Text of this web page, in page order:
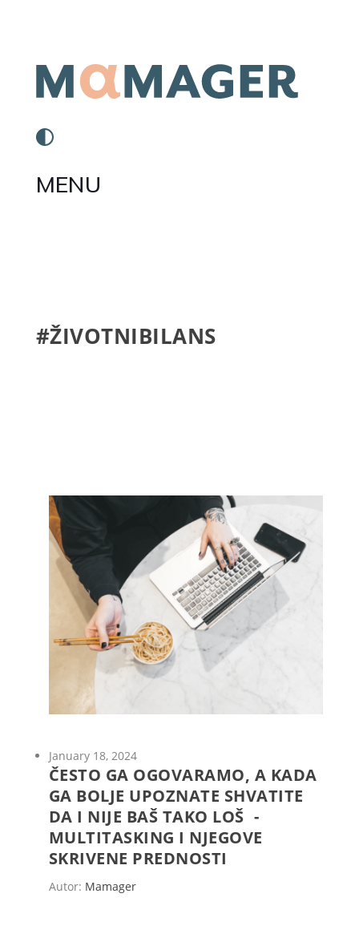
MENU
#ŽIVOTNIBILANS
January 18, 2024
ČESTO GA OGOVARAMO, A KADA
GA BOLJE UPOZNATE SHVATITE
DA I NIJE BAŠ TAKO LOŠ -
MULTITASKING I NJEGOVE
SKRIVENE PREDNOSTI
Autor: Mamager